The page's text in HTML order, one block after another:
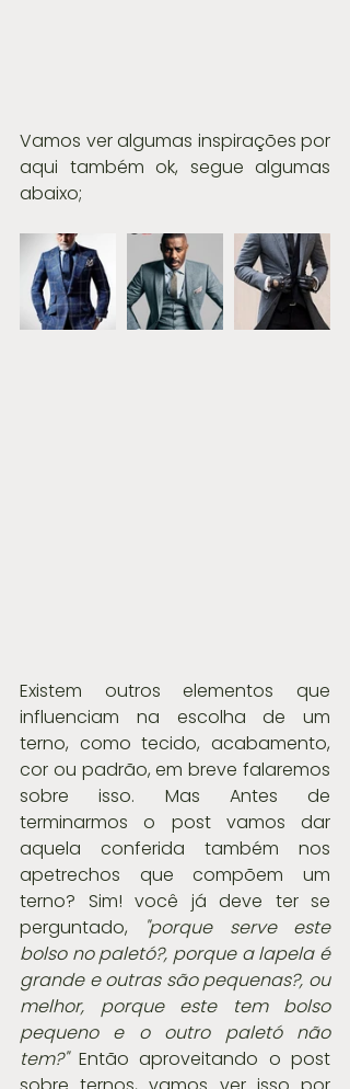
Vamos ver algumas inspirações por
aqui também ok, segue algumas
abaixo;
Existem outros elementos que
influenciam na escolha de um
terno, como tecido, acabamento,
cor ou padrão, em breve falaremos
sobre isso. Mas Antes de
terminarmos o post vamos dar
aquela conferida também nos
apetrechos que compõem um
terno? Sim! você já deve ter se
perguntado,
"porque serve este
bolso no paletó?, porque a lapela é
grande e outras são pequenas?, ou
melhor, porque este tem bolso
pequeno e o outro paletó não
tem?" Então aproveitando o post